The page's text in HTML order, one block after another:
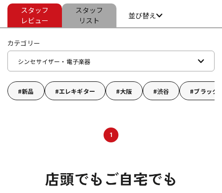
ドラム パーカッション
管楽器 その他楽器
スタッフ
レビュー
スタッフ
リスト
並び替え
カテゴリー
シンセサイザー・電子楽器
新品 エレキギター 大阪 渋谷 ブラック
1